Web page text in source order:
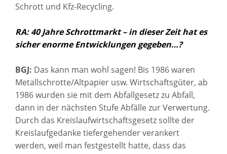
Schrott und Kfz-Recycling.
RA: 40 Jahre Schrottmarkt – in dieser Zeit hat es
sicher enorme Entwicklungen gegeben…?
BGJ: Das kann man wohl sagen! Bis 1986 waren
Metallschrotte/Altpapier usw. Wirtschaftsgüter, ab
1986 wurden sie mit dem Abfallgesetz zu Abfall,
dann in der nächsten Stufe Abfälle zur Verwertung.
Durch das Kreislaufwirtschaftsgesetz sollte der
Kreislaufgedanke tiefergehender verankert
werden, weil man festgestellt hatte, dass das